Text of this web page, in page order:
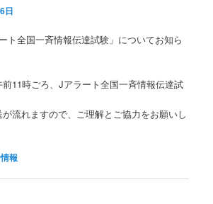
日
ト全国一斉情報伝達試験」についてお知ら
11時ごろ、Jアラート全国一斉情報伝達試
流れますので、ご理解とご協力をお願いし
報